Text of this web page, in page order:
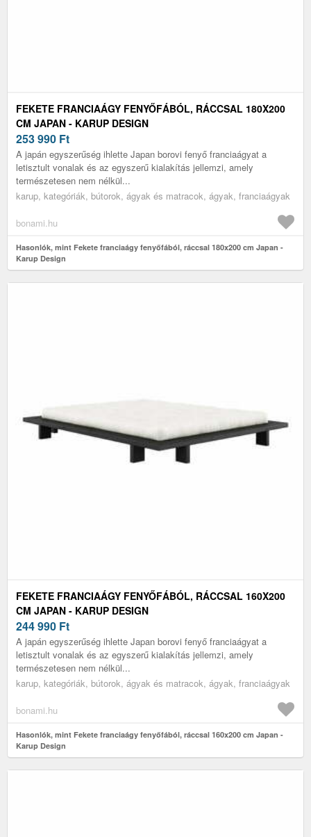
FEKETE FRANCIAÁGY FENYŐFÁBÓL, RÁCCSAL 180X200
CM JAPAN - KARUP DESIGN
253 990 Ft
A japán egyszerűség ihlette Japan borovi fenyő franciaágyat a
letisztult vonalak és az egyszerű kialakítás jellemzi, amely
természetesen nem nélkül...
karup, kategóriák, bútorok, ágyak és matracok, ágyak, franciaágyak
bonami.hu
Hasonlók, mint Fekete franciaágy fenyőfából, ráccsal 180x200 cm Japan -
Karup Design
FEKETE FRANCIAÁGY FENYŐFÁBÓL, RÁCCSAL 160X200
CM JAPAN - KARUP DESIGN
244 990 Ft
A japán egyszerűség ihlette Japan borovi fenyő franciaágyat a
letisztult vonalak és az egyszerű kialakítás jellemzi, amely
természetesen nem nélkül...
karup, kategóriák, bútorok, ágyak és matracok, ágyak, franciaágyak
bonami.hu
Hasonlók, mint Fekete franciaágy fenyőfából, ráccsal 160x200 cm Japan -
Karup Design